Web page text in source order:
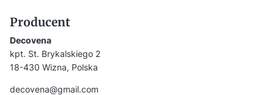
Producent
Decovena
kpt. St. Brykalskiego 2
18-430 Wizna, Polska
decovena@gmail.com